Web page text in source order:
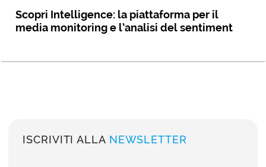
Scopri Intelligence: la piattaforma per il
media monitoring e l’analisi del sentiment
ISCRIVITI ALLA NEWSLETTER